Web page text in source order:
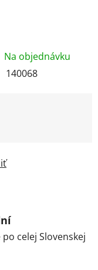
Na objednávku
140068
celej Slovenskej